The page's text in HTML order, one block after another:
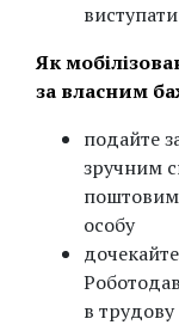
Як
за власним
подайте
зручним
поштовим
особу
в